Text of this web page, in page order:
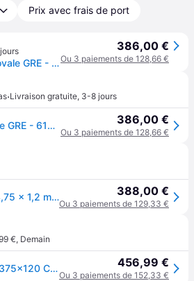
Prix avec frais de port
Liner pour piscine ovale GRE - 610x375x120 cm - Bleu - Protection anti-UV
386,00 €
Ou 3 paiements de 128,66 €
·Livraison gratuite, 3-8 jours
Liner pour piscine ovale GRE - 610x375x120 cm - Bleu - Protection anti-UV 386,00 €
Ou 3 paiements de 128,66 €
Gre - Liner bleu 6,1 x 3,75 x 1,2 m Gre Pool pour piscine ovale 388,00 €
Ou 3 paiements de 129,33 €
€, Demain
Gre Accessories 610x375x120 Cm Steel Pool Liner Clair 610 x 375 x 120 cm 456,99 €
Ou 3 paiements de 152,33 €